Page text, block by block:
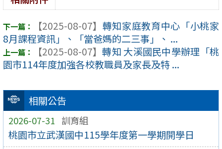
相關公告
2026-07-31 訓育組
桃園市立武漢國中115學年度第一學期開學日
【2025-08-07】 轉知家庭教育中心「小桃家
8月課程資訊」、「當爸媽的二三事」、 ...
【2025-08-07】 轉知 大溪國民中學辦理「桃
園市114年度加強各校教職員及家長及特 ...